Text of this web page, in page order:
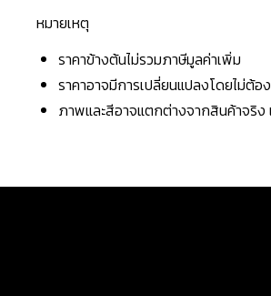
หมายเหตุ
ราคาข้างต้นไม่รวมภาษีมูลค่าเพิ่ม
ราคาอาจมีการเปลี่ยนแปลงโดยไม่ต้อ
ภาพและสีอาจแตกต่างจากสินค้าจริง